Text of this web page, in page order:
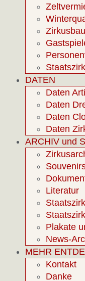
DATEN
Daten
Daten
Daten
Daten
ARCHIV und
Literatur
Plakate
News-
MEHR
Kontakt
Danke